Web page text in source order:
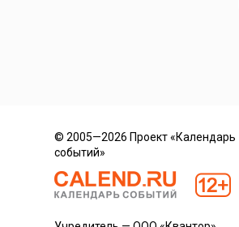
© 2005—2026 Проект «Календарь
событий»